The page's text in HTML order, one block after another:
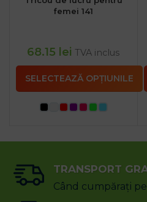
femei 141
68.15 lei TVA inclus
SELECTEAZĂ OPȚIUNILE
TRANSPORT
Când cumpărați